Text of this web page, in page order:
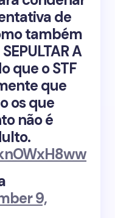
de
também
A
que o STF
que
os que
não é
9,